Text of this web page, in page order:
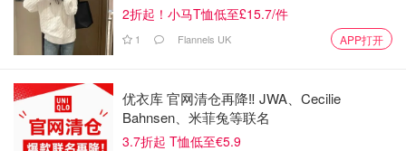
图片来源于@deliveroo.it，版权属于原作者
2折起！小马T恤低至£15.7/件
1 Flannels UK APP打开
优衣库 官网清仓再降‼️ JWA、Cecilie
Bahnsen、米菲兔等联名
3.7折起 T恤低至€5.9